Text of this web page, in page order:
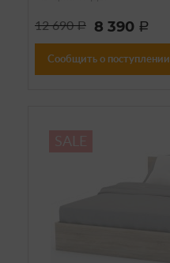
12 690a 8 390 a
Сообщить о поступлении